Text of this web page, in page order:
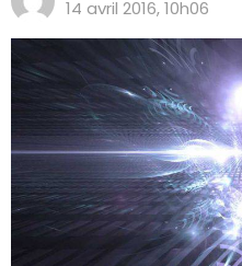
14 avril 2016, 10h06